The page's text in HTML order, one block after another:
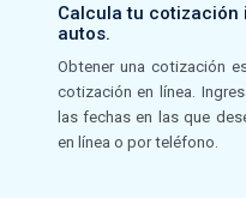
Calcula tu cotización
autos.
Obtener una cotización
cotización en línea.
las fechas en las que
en línea o por teléfono.